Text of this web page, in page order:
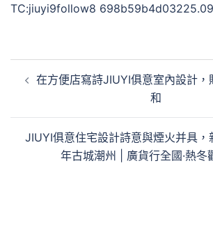
TC:jiuyi9follow8
章
在方便店寫詩JIUYI俱意室內設計，
和
JIUYI俱意住宅設計詩意與煙火并具，
年古城潮州 | 廣貨行全國·熱冬